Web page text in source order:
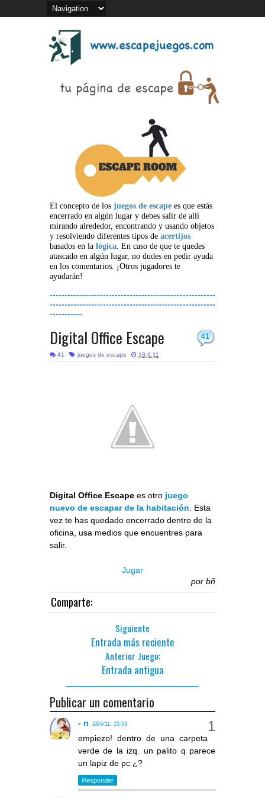
El concepto de los juegos de escape es que estás
encerrado en algún lugar y debes salir de allí
mirando alrededor, encontrando y usando objetos
y resolviendo diferentes tipos de acertijos
basados en la lógica. En caso de que te quedes
atascado en algún lugar, no dudes en pedir ayuda
en los comentarios. ¡Otros jugadores te
ayudarán!
--------------------------------------------------------
--------------------------------------------------------
-----------
41
Digital Office Escape
41 juegos de escape 18.6.11
Digital Office Escape es otro juego
nuevo de escapar de la habitación. Esta
vez te has quedado encerrado dentro de la
oficina, usa medios que encuentres para
salir.
Jugar
por bñ
Comparte:
Siguiente
Entrada más reciente
Anterior Juego:
Entrada antigua
Publicar un comentario
- n 18/6/11, 15:53
empiezo! dentro de una carpeta
verde de la izq. un palito q parece
un lapiz de pc ¿?
Responder